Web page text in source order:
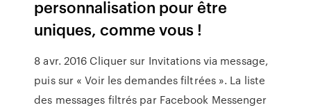
personnalisation pour être
uniques, comme vous !
8 avr. 2016 Cliquer sur Invitations via message,
puis sur « Voir les demandes filtrées ». La liste
des messages filtrés par Facebook Messenger